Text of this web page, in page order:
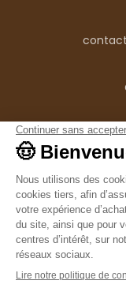
Produits
Nos marques